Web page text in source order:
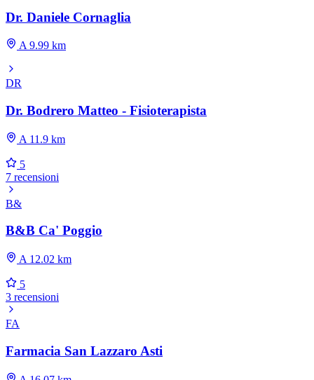
Dr. Daniele Cornaglia
A 9.99 km
DR
Dr. Bodrero Matteo - Fisioterapista
A 11.9 km
5
7 recensioni
B&
B&B Ca' Poggio
A 12.02 km
5
3 recensioni
FA
Farmacia San Lazzaro Asti